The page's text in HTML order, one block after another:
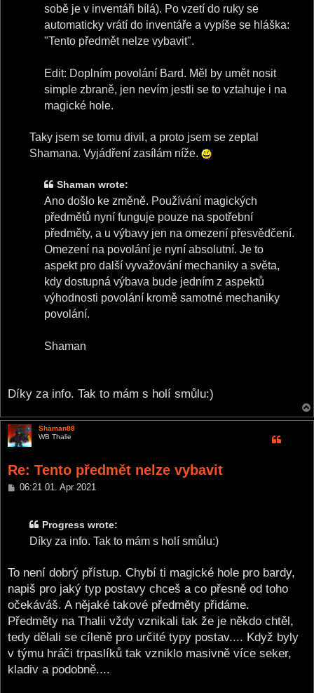
sobě je v inventáři bílá). Po vzetí do ruky se
automaticky vrátí do inventáře a vypíše se hláška:
"Tento předmět nelze vybavit".
Edit: Doplním povolání Bard. Měl by umět nosit
simple zbraně, jen nevím jestli se to vztahuje i na
magické hole.
Taky jsem se tomu divil, a proto jsem se zeptal
Shamana. Vyjádření zasílám níže.
Shaman wrote:
Ano došlo ke změně. Používání magických
předmětů nyní funguje pouze na spotřební
předměty, a u výbavy jen na omezení přesvědčení.
Omezení na povolání je nyní absolutní. Je to
aspekt pro další vyvažování mechaniky a světa,
kdy dostupná výbava bude jedním z aspektů
výhodnosti povolání kromě samotné mechaniky
povolání.
Shaman
Díky za info. Tak to mám s holí smůlu:)
Shaman88
WB Thalie
Re: Tento předmět nelze vybavit
P06:21 01. Apr 2021
Progress wrote:
Díky za info. Tak to mám s holí smůlu:)
To není dobrý přístup. Chybí ti magické hole pro bardy,
napiš pro jaký typ postavy chceš a co přesně od toho
očekáváš. A nějaké takové předměty přidáme.
Předměty na Thalii vždy vznikali tak že je někdo chtěl,
tedy dělali se cíleně pro určité typy postav.... Když byly
v týmu hráči trpaslíků tak vzniklo masivně více seker,
kladiv a podobně....